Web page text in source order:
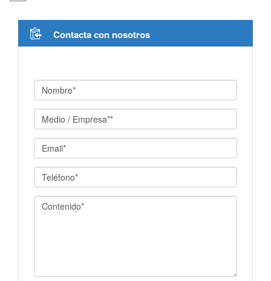
Contacta con nosotros